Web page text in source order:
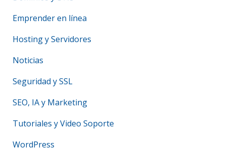
Emprender en línea
Hosting y Servidores
Noticias
Seguridad y SSL
SEO, IA y Marketing
Tutoriales y Video Soporte
WordPress